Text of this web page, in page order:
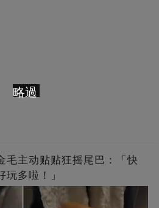
毛主动贴贴狂摇尾巴：「快
多啦！」
略過